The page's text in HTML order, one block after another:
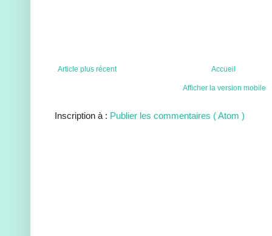
Article plus récent Accueil
Afficher la version mobile
Inscription à : Publier les commentaires ( Atom )